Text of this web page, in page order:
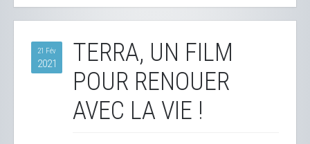
21 Fév
2021
TERRA, UN FILM
POUR RENOUER
AVEC LA VIE !